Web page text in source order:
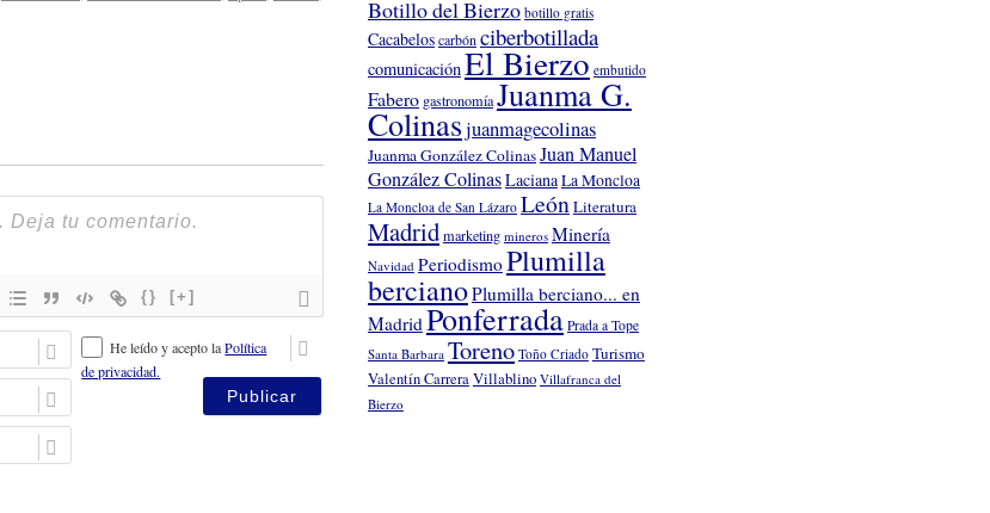
{} [+]
N
o
m
r
m
a
á
He leído y acepto laPolítica
de privacidad.
Botillo del Bierzo botillo gratis
Cacabeloscarbón ciberbotillada
comunicaciónEl Bierzo embutido
Fabero gastronomíaJuanma G.
Colinasjuanmagecolinas
Juanma González ColinasJuan Manuel
González ColinasLacianaLa Moncloa
La Moncloa de San Lázaro LeónLiteratura
Madridmarketing mineros Minería
Navidad PeriodismoPlumilla
bercianoPlumilla berciano... en
MadridPonferrada Prada a Tope
Santa Barbara Toreno Toño Criado Turismo
Valentín CarreraVillablino Villafranca del
Bierzo